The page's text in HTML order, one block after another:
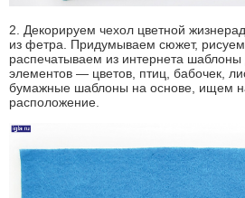
2. Декорируем чехол цветной
из фетра. Придумываем сюжет, рисуем
распечатываем из интернета шаблоны
элементов — цветов, птиц, бабочек,
бумажные шаблоны на основе, ищем
расположение.